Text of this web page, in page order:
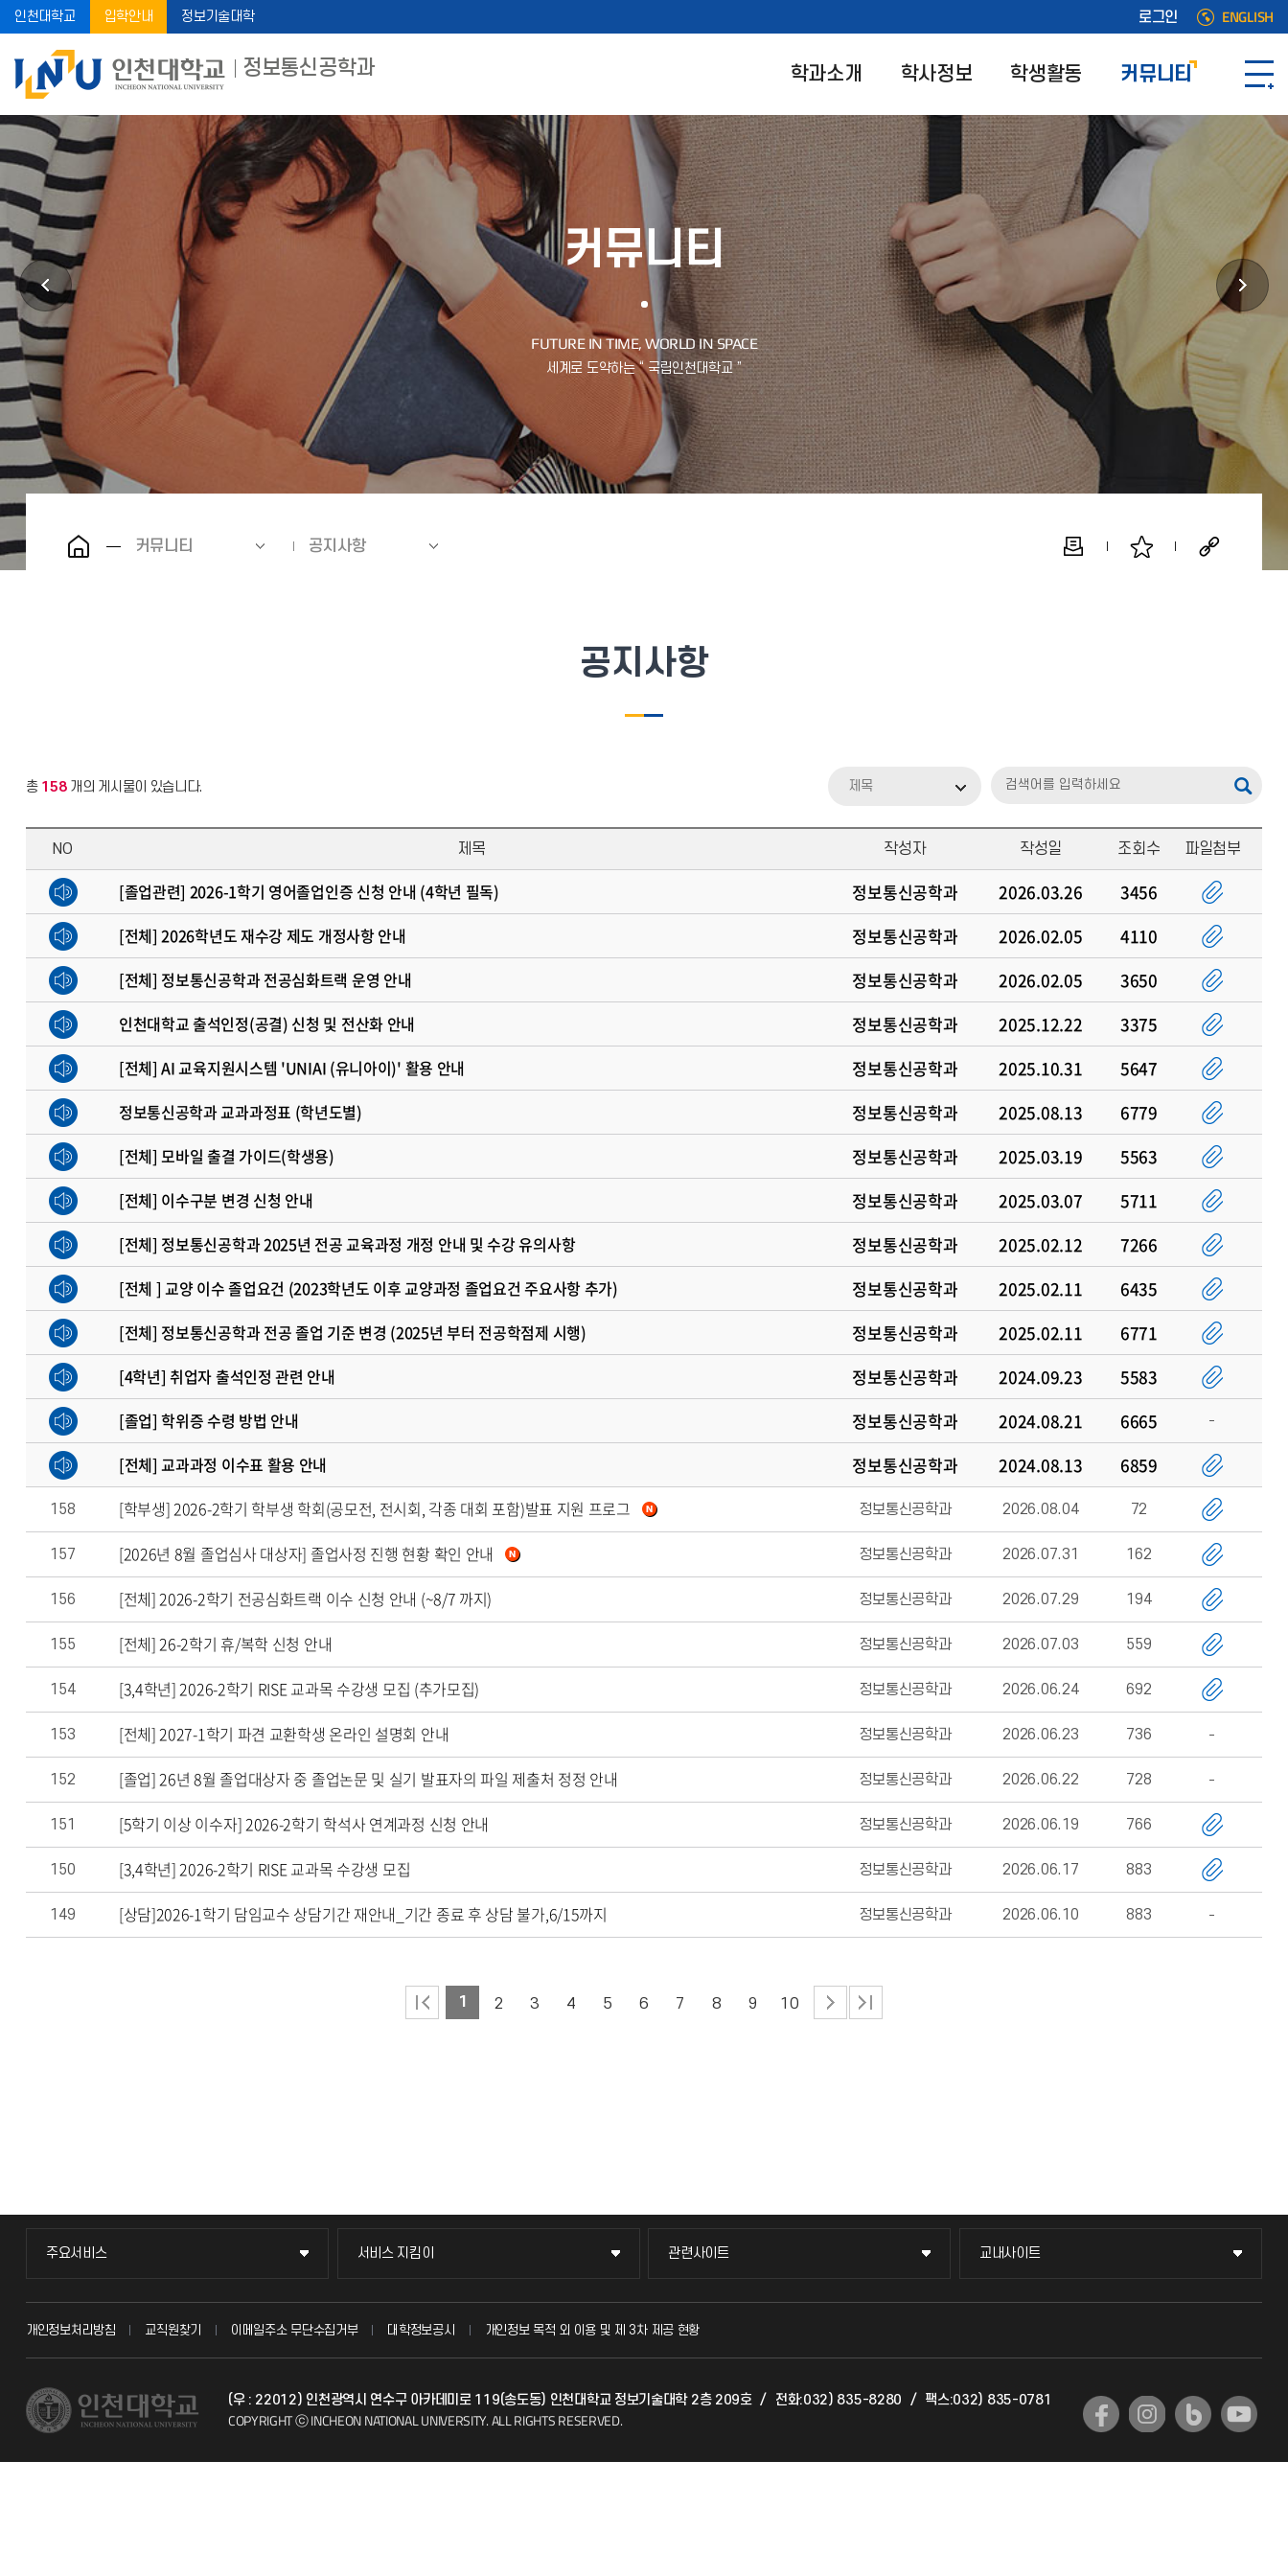
인천대학교 입학안내 정보기술대학 로그인 ENGLISH
정보통신공학과 학과소개 학사정보 학생활동 커뮤니티
커뮤니티
커뮤니티 공지사항
공지사항
총 158개의 게시물이 있습니다. 제목
NO 제목 작성자 작성일 조회수 파일첨부
[졸업관련] 2026-1학기 영어졸업인증 신청 안내 (4학년 필독) 정보통신공학과 2026.03.26 3456
[전체] 2026학년도 재수강 제도 개정사항 안내 정보통신공학과 2026.02.05 4110
[전체] 정보통신공학과 전공심화트랙 운영 안내 정보통신공학과 2026.02.05 3650
인천대학교 출석인정(공결) 신청 및 전산화 안내 정보통신공학과 2025.12.22 3375
[전체] AI 교육지원시스템 'UNIAI (유니아이)' 활용 안내 정보통신공학과 2025.10.31 5647
정보통신공학과 교과과정표 (학년도별) 정보통신공학과 2025.08.13 6779
[전체] 모바일 출결 가이드(학생용) 정보통신공학과 2025.03.19 5563
[전체] 이수구분 변경 신청 안내 정보통신공학과 2025.03.07 5711
[전체] 정보통신공학과 2025년 전공 교육과정 개정 안내 및 수강 유의사항 정보통신공학과 2025.02.12 7266
[전체 ] 교양 이수 졸업요건 (2023학년도 이후 교양과정 졸업요건 주요사항 추가) 정보통신공학과 2025.02.11 6435
[전체] 정보통신공학과 전공 졸업 기준 변경 (2025년 부터 전공학점제 시행) 정보통신공학과 2025.02.11 6771
[4학년] 취업자 출석인정 관련 안내 정보통신공학과 2024.09.23 5583
[졸업] 학위증 수령 방법 안내 정보통신공학과 2024.08.21 6665
[전체] 교과과정 이수표 활용 안내 정보통신공학과 2024.08.13 6859
158 [학부생] 2026-2학기 학부생 학회(공모전, 전시회, 각종 대회 포함)발표 지원 프로그 정보통신공학과 2026.08.04 72
157 [2026년 8월 졸업심사 대상자] 졸업사정 진행 현황 확인 안내 정보통신공학과 2026.07.31 162
156 [전체] 2026-2학기 전공심화트랙 이수 신청 안내 (~8/7 까지) 정보통신공학과 2026.07.29 194
155 [전체] 26-2학기 휴/복학 신청 안내 정보통신공학과 2026.07.03 559
154 [3,4학년] 2026-2학기 RISE 교과목 수강생 모집 (추가모집) 정보통신공학과 2026.06.24 692
153 [전체] 2027-1학기 파견 교환학생 온라인 설명회 안내 정보통신공학과 2026.06.23 736
152 [졸업] 26년 8월 졸업대상자 중 졸업논문 및 실기 발표자의 파일 제출처 정정 안내 정보통신공학과 2026.06.22 728
151 [5학기 이상 이수자] 2026-2학기 학석사 연계과정 신청 안내 정보통신공학과 2026.06.19 766
150 [3,4학년] 2026-2학기 RISE 교과목 수강생 모집 정보통신공학과 2026.06.17 883
149 [상담]2026-1학기 담임교수 상담기간 재안내_기간 종료 후 상담 불가,6/15까지 정보통신공학과 2026.06.10 883
1 2 3 4 5 6 7 8 9 10
주요서비스
주요서비스
교무회의방송
시설예약
서비스 지킴이
서비스 지킴이
묻고 답하기
자주 묻는 질문(FAQ)
관련사이트
관련사이트
국방헬프콜
산학협력단
교내사이트
교내사이트
교수회
국제교류과
개인정보처리방침 교직원찾기 이메일주소 무단수집거부 대학정보공시 개인정보 목적 외 이용 및 제 3차 제공 현황
(우 : 22012) 인천광역시 연수구 아카데미로 119(송도동) 인천대학교 정보기술대학 2층 209호 / 전화:032) 835-8280 / 팩스:032) 835-0781
COPYRIGHT ⓒ INCHEON NATIONAL UNIVERSITY.ALL RIGHTS RESERVED.